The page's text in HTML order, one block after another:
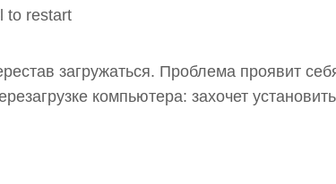
загружаться. Проблема проявит
компьютера: захочет установить